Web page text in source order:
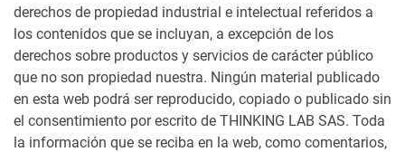
derechos de propiedad industrial e intelectual referidos a
los contenidos que se incluyan, a excepción de los
derechos sobre productos y servicios de carácter público
que no son propiedad nuestra. Ningún material publicado
en esta web podrá ser reproducido, copiado o publicado sin
el consentimiento por escrito de THINKING LAB SAS. Toda
la información que se reciba en la web, como comentarios,